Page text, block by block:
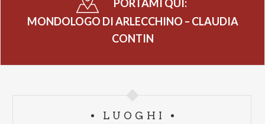
PORTAMI QUI:
MONDOLOGO DI ARLECCHINO – CLAUDIA
CONTIN
LUOGHI